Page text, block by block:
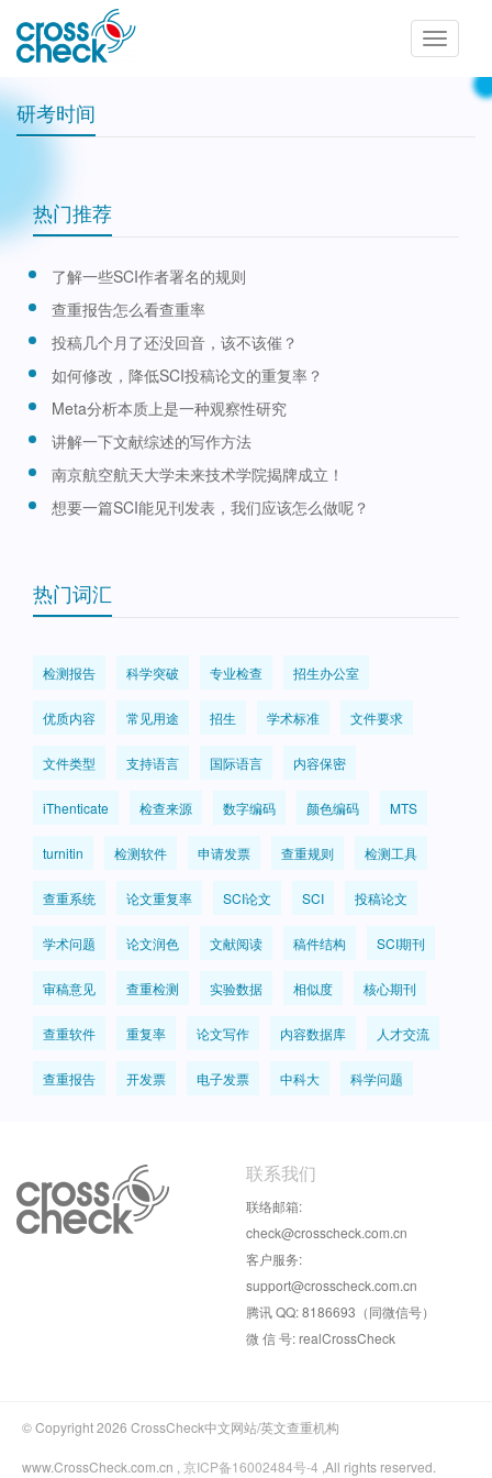
Toggle
研考时间
热门推荐
了解一些SCI作者署名的规则
查重报告怎么看查重率
投稿几个月了还没回音，该不该催？
如何修改，降低SCI投稿论文的重复率？
Meta分析本质上是一种观察性研究
讲解一下文献综述的写作方法
南京航空航天大学未来技术学院揭牌成立！
想要一篇SCI能见刊发表，我们应该怎么做呢？
热门词汇
检测报告 科学突破 专业检查 招生办公室
优质内容 常见用途 招生 学术标准 文件要求
文件类型 支持语言 国际语言 内容保密
iThenticate 检查来源 数字编码 颜色编码 MTS
turnitin 检测软件 申请发票 查重规则 检测工具
查重系统 论文重复率 SCI论文 SCI 投稿论文
学术问题 论文润色 文献阅读 稿件结构 SCI期刊
审稿意见 查重检测 实验数据 相似度 核心期刊
查重软件 重复率 论文写作 内容数据库 人才交流
查重报告 开发票 电子发票 中科大 科学问题
联系我们
联络邮箱:
check@crosscheck.com.cn
客户服务:
support@crosscheck.com.cn
腾讯 QQ: 8186693（同微信号）
微 信 号: realCrossCheck
© Copyright 2026 CrossCheck中文网站/英文查重机构
www.CrossCheck.com.cn , 京ICP备16002484号-4 ,All rights reserved.